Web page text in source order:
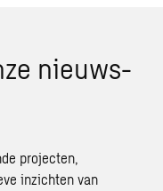
nieuws­
projecten,
inzichten van